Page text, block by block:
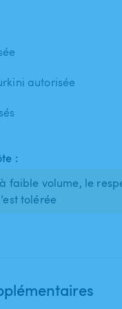
autorisée
:
faible volume, le
tolérée